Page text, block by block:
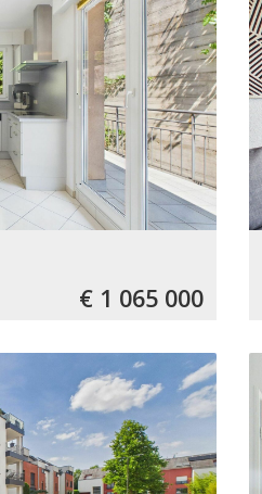
€ 1 065 000